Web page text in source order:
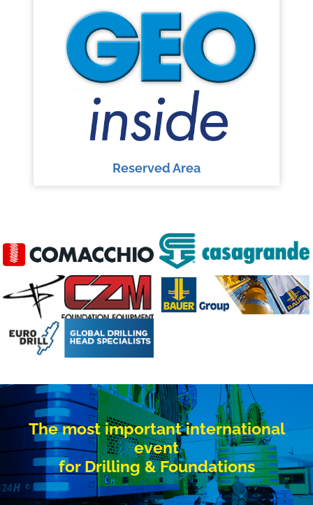
Reserved Area
The most important international
event
for Drilling & Foundations